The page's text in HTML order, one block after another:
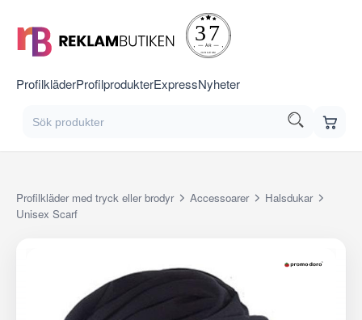
ProfilkläderProfilprodukterExpressNyheter
Profilkläder med tryck eller brodyr Accessoarer
Halsdukar
Unisex Scarf